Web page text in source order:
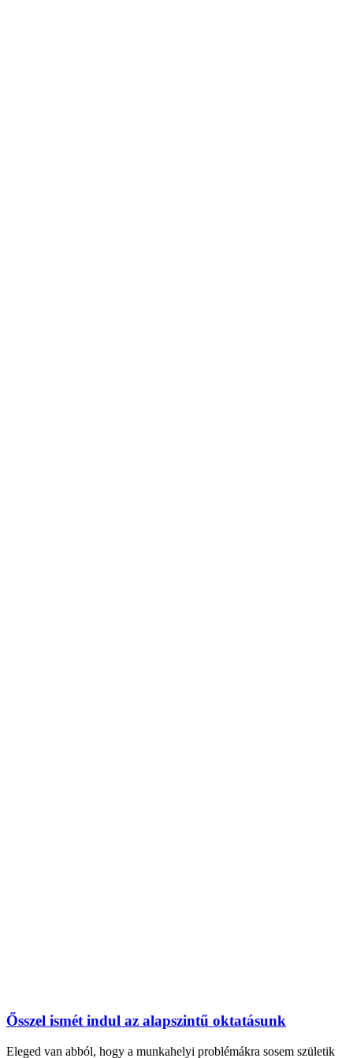
Ősszel ismét indul az alapszintű oktatásunk
Eleged van abból, hogy a munkahelyi problémákra sosem születik